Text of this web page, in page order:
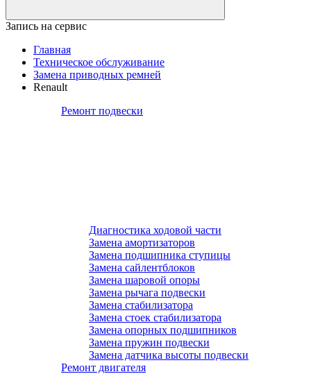
Запись на сервис
Главная
Техническое обслуживание
Замена приводных ремней
Renault
Ремонт подвески
Диагностика ходовой части
Замена амортизаторов
Замена подшипника ступицы
Замена сайлентблоков
Замена шаровой опоры
Замена рычага подвески
Замена стабилизатора
Замена стоек стабилизатора
Замена опорных подшипников
Замена пружин подвески
Замена датчика высоты подвески
Ремонт двигателя